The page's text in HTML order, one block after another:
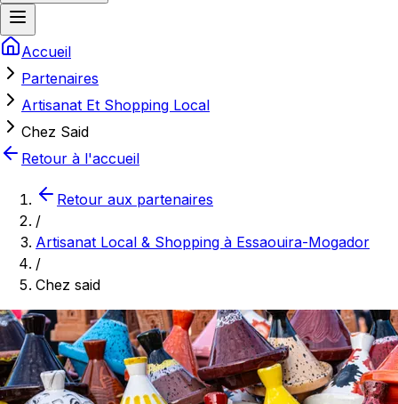
Accueil
Partenaires
Artisanat Et Shopping Local
Chez Said
Retour à l'accueil
Retour aux partenaires
/
Artisanat Local & Shopping à Essaouira-Mogador
/
Chez said